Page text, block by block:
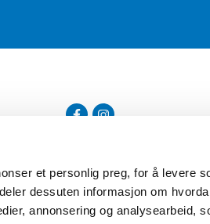
et personlig preg, for å levere
dessuten informasjon om
annonsering og analysearbeid,
Torshov Sport har over 90 års
klubbhandel. Torshov Sport har
Drammen, Sandvika Storsenter